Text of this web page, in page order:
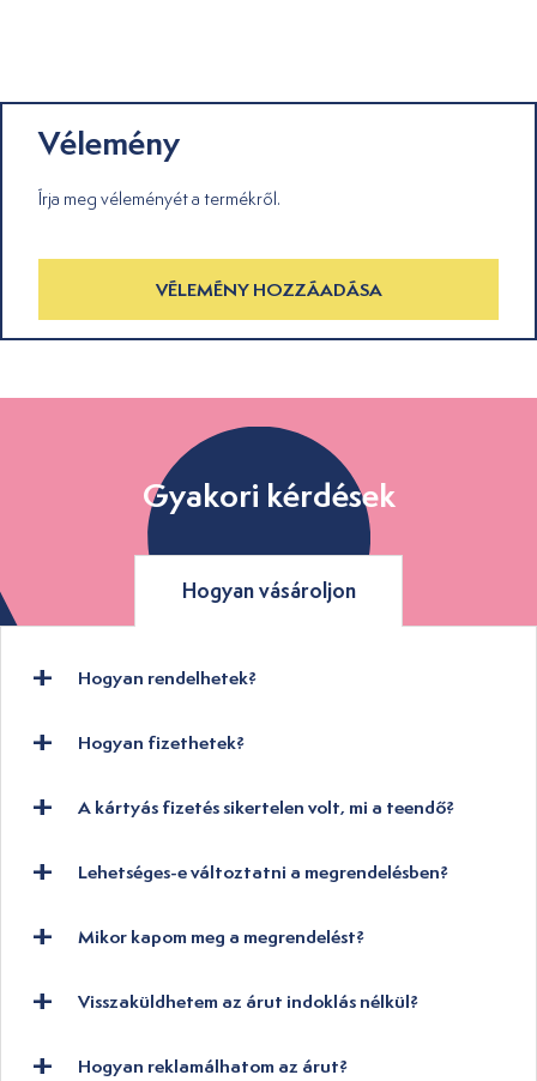
Vélemény
Írja meg véleményét a termékről.
VÉLEMÉNY HOZZÁADÁSA
Gyakori kérdések
Hogyan vásároljon
Hogyan rendelhetek?
Hogyan fizethetek?
A kártyás fizetés sikertelen volt, mi a teendő?
Lehetséges-e változtatni a megrendelésben?
Mikor kapom meg a megrendelést?
Visszaküldhetem az árut indoklás nélkül?
Hogyan reklamálhatom az árut?